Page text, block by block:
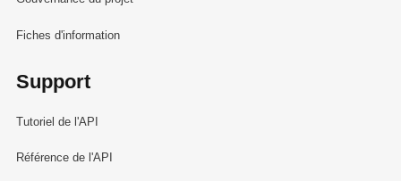
Fiches d'information
Support
Tutoriel de l'API
Référence de l'API